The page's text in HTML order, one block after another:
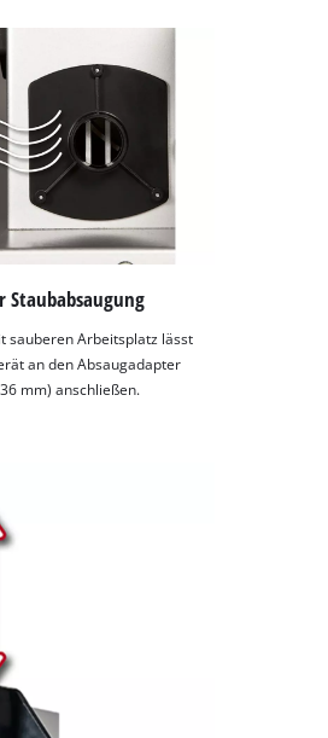
Staubabsaugung
sauberen Arbeitsplatz lässt
an den Absaugadapter
mm) anschließen.